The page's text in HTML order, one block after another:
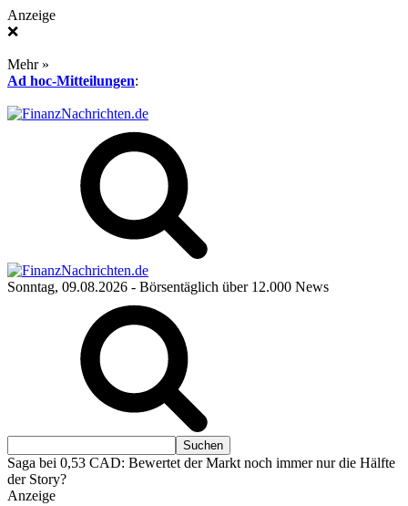
Anzeige
❌
Mehr »
Ad hoc-Mitteilungen:
Sonntag, 09.08.2026 - Börsentäglich über 12.000 News
Saga bei 0,53 CAD: Bewertet der Markt noch immer nur die Hälfte
der Story?
Anzeige